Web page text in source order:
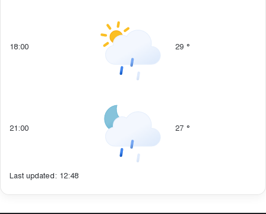
18:00 29 °
21:00 27 °
Last updated: 12:48